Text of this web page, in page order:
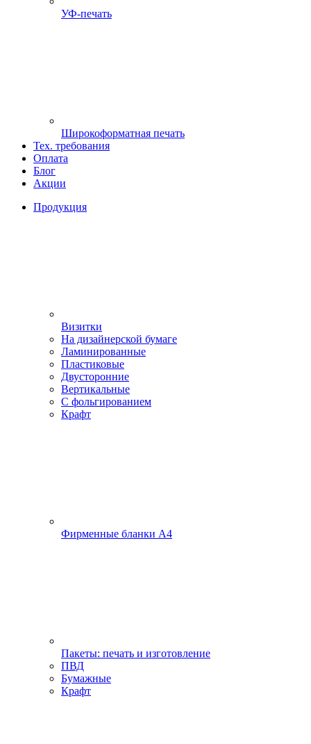
УФ-печать
Широкоформатная печать
Тех. требования
Оплата
Блог
Акции
Продукция
Визитки
На дизайнерской бумаге
Ламинированные
Пластиковые
Двусторонние
Вертикальные
С фольгированием
Крафт
Фирменные бланки А4
Пакеты: печать и изготовление
ПВД
Бумажные
Крафт